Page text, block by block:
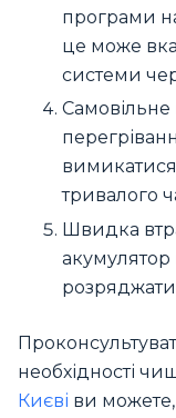
програми
це може
системи
тривалого
Швидка
необхідності
Києві ви